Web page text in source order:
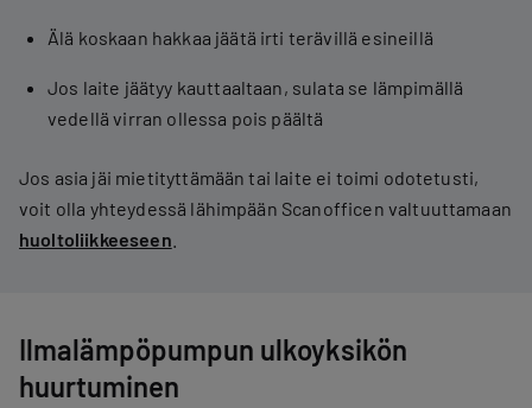
Älä koskaan hakkaa jäätä irti terävillä esineillä
Jos laite jäätyy kauttaaltaan, sulata se lämpimällä
vedellä virran ollessa pois päältä
Jos asia jäi mietityttämään tai laite ei toimi odotetusti,
voit olla yhteydessä lähimpään Scanofficen valtuuttamaan
huoltoliikkeeseen
Ilmalämpöpumpun ulkoyksikön
huurtuminen